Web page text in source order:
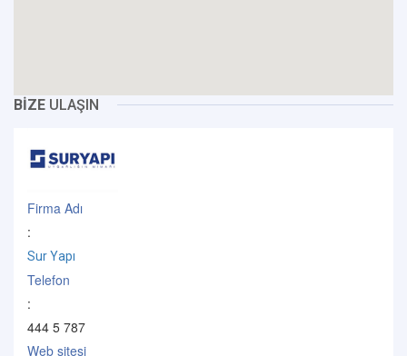
BİZE ULAŞIN
Firma Adı
:
Sur Yapı
Telefon
:
444 5 787
Web sitesi